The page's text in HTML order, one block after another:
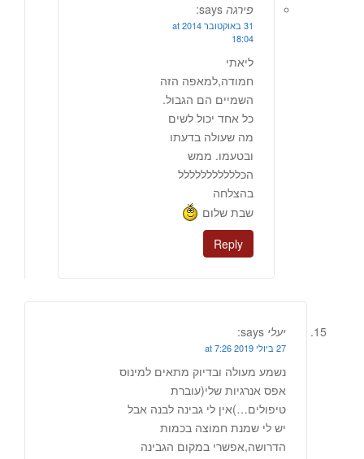
פירגה says:
31 באוקטובר 2014 at
18:04
ליאתי
חמודה,למאפה הזה
השמיים הם הגבול.
כל אחד יכול לשים
מה שעולה בדעתו
ובטעמו. ממש
הכללללללללללל
בהצלחה
שבת שלום
Reply
יעלי says:
27 ביולי 2019 at 7:26
נשמע מעולה ובדיוק מתאים למינוס
אפס אנרגיות שלי(עוברת
טיפולים…)אין לי גבינה לבנה אבל
יש לי שמנת חמוצה בכמות
הדרושה,אפשרי במקום הגבינה